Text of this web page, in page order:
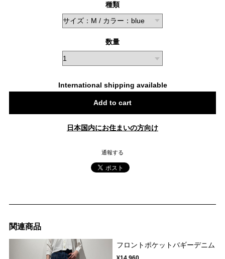
種類
数量
International shipping available
Add to cart
日本国内にお住まいの方向け
通報する
関連商品
フロントポケットバギーデニム